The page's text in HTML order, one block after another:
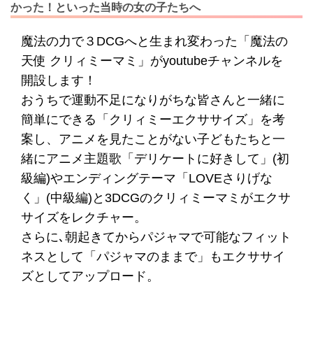
かった！といった当時の女の子たちへ
魔法の力で３DCGへと生まれ変わった「魔法の
天使 クリィミーマミ」がyoutubeチャンネルを
開設します！
おうちで運動不足になりがちな皆さんと一緒に
簡単にできる「クリィミーエクササイズ」を考
案し、アニメを見たことがない子どもたちと一
緒にアニメ主題歌「デリケートに好きして」(初
級編)やエンディングテーマ「LOVEさりげな
く」(中級編)と3DCGのクリィミーマミがエクサ
サイズをレクチャー。
さらに､朝起きてからパジャマで可能なフィット
ネスとして「パジャマのままで」もエクササイ
ズとしてアップロード。